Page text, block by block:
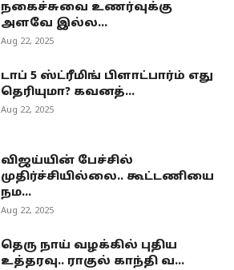
நகைச்சுவை உணர்வுக்கு
அளவே இல்ல...
Aug 22, 2025
டாப் 5 ஸ்ட்ரீமிங் பிளாட்பார்ம் எது
தெரியுமா? கவனத்...
Aug 22, 2025
விஜய்யின் பேச்சில்
முதிர்ச்சியில்லை.. கூட்டணியை
நம...
Aug 22, 2025
தெரு நாய் வழக்கில் புதிய
உத்தரவு.. ராகுல் காந்தி வ...